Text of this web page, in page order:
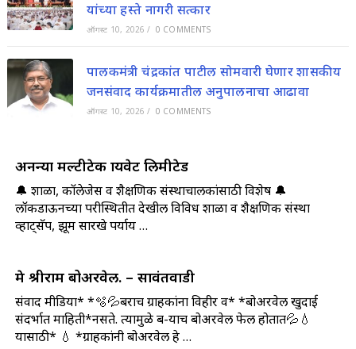
यांच्या हस्ते नागरी सत्कार
ऑगस्ट 10, 2026 / 0 COMMENTS
पालकमंत्री चंद्रकांत पाटील सोमवारी घेणार शासकीय
जनसंवाद कार्यक्रमातील अनुपालनाचा आढावा
ऑगस्ट 10, 2026 / 0 COMMENTS
अनन्या मल्टीटेक प्रायवेट लिमीटेड
🔔 शाळा, कॉलेजेस व शैक्षणिक संस्थाचालकांसाठी विशेष 🔔
लॉकडाऊनच्या परीस्थितीत देखील विविध शाळा व शैक्षणिक संस्था
व्हाट्सॅप, झूम सारखे पर्याय …
मे श्रीराम बोअरवेल. – सावंतवाडी
संवाद मीडिया* *🫧💦बराच ग्राहकांना विहीर व* *बोअरवेल खुदाई
संदर्भात माहिती*नसते. त्यामुळे ब-याच बोअरवेल फेल होतात💦💧
यासाठी* 💧 *ग्राहकांनी बोअरवेल हे …